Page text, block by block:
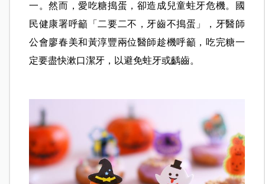
一。然而，愛吃糖搗蛋，卻造成兒童蛀牙危機。國
民健康署呼籲「二要二不，牙齒不搗蛋」，牙醫師
公會廖春美和黃淳豐兩位醫師趁機呼籲，吃完糖一
定要盡快漱口潔牙，以避免蛀牙或齲齒。